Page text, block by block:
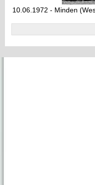
10.06.1972 - Minden